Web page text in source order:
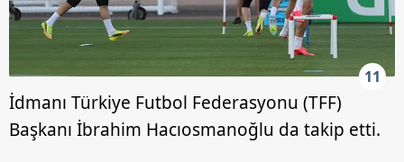
11
İdmanı Türkiye Futbol Federasyonu (TFF)
Başkanı İbrahim Hacıosmanoğlu da takip etti.